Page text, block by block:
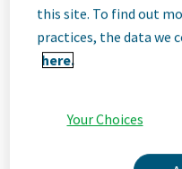
Jsme Teva
Jsme Teva, přední
inovace v oblasti neurověd
vysoce kvalitních léků po
potřeby pacientů nyní i v
vysoce výkonné a
this site. To find out
practices, the data we
here.
Your Choices